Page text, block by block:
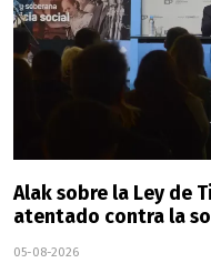
Alak sobre la Ley de
atentado contra la
05-08-2026